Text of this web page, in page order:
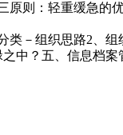
则：轻重缓急的
－组织思路2、组
中？五、信息档案